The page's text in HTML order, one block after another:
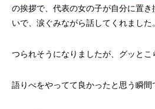
の挨拶で、代表の女の子が自分に置
いで、涙ぐみながら話してくれました。
つられそうになりましたが、グッとこ
語りべをやってて良かったと思う瞬間